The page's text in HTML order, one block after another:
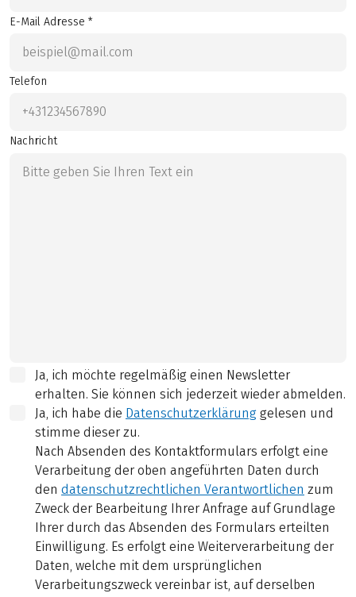
E-Mail Adresse *
Telefon
Nachricht
Ja, ich möchte regelmäßig einen Newsletter
erhalten. Sie können sich jederzeit wieder abmelden.
Ja, ich habe die Datenschutzerklärung gelesen und
stimme dieser zu.
Nach Absenden des Kontaktformulars erfolgt eine
Verarbeitung der oben angeführten Daten durch
den datenschutzrechtlichen Verantwortlichen zum
Zweck der Bearbeitung Ihrer Anfrage auf Grundlage
Ihrer durch das Absenden des Formulars erteilten
Einwilligung. Es erfolgt eine Weiterverarbeitung der
Daten, welche mit dem ursprünglichen
Verarbeitungszweck vereinbar ist, auf derselben